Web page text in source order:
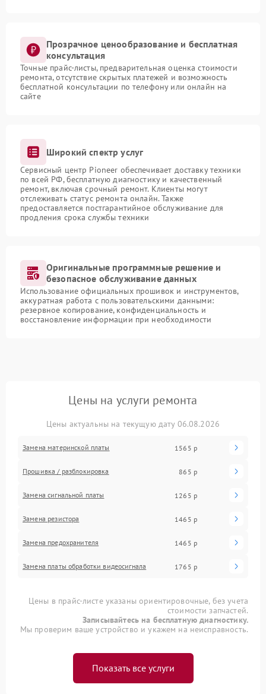
Прозрачное ценообразование и бесплатная
консультация
Точные прайс-листы, предварительная оценка стоимости
ремонта, отсутствие скрытых платежей и возможность
бесплатной консультации по телефону или онлайн на
сайте
Широкий спектр услуг
Сервисный центр Pioneer обеспечивает доставку техники
по всей РФ, бесплатную диагностику и качественный
ремонт, включая срочный ремонт. Клиенты могут
отслеживать статус ремонта онлайн. Также
предоставляется постгарантийное обслуживание для
продления срока службы техники
Оригинальные программные решение и
безопасное обслуживание данных
Использование официальных прошивок и инструментов,
аккуратная работа с пользовательскими данными:
резервное копирование, конфиденциальность и
восстановление информации при необходимости
Цены на услуги ремонта
Цены актуальны на текущую дату 06.08.2026
Замена материнской платы 1565 р
Прошивка / разблокировка 865 р
Замена сигнальной платы 1265 р
Замена резистора 1465 р
Замена предохранителя 1465 р
Замена платы обработки видеосигнала 1765 р
Цены в прайс-листе указаны ориентировочные, без учета
стоимости запчастей.
Записывайтесь на бесплатную диагностику.
Мы проверим ваше устройство и укажем на неисправность.
Показать все услуги